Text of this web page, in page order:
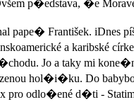
p�edstava, �e
pape� František.
a karibské
Jo a taky mi
hol�i�ku. Do
odlo�ené d�ti -